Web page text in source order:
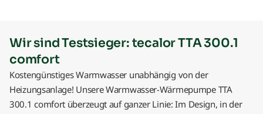
Wir sind Testsieger: tecalor TTA 300.1
comfort
Kostengünstiges Warmwasser unabhängig von der
Heizungsanlage! Unsere Warmwasser-Wärmepumpe TTA
300.1 comfort überzeugt auf ganzer Linie: Im Design, in der